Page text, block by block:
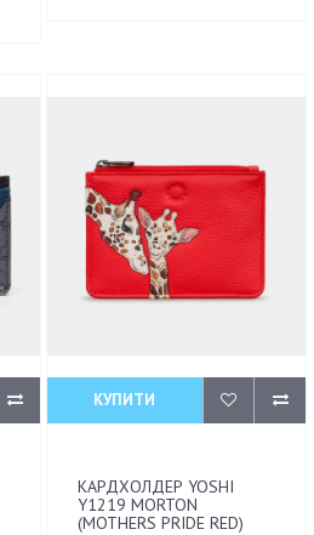
КУПИТИ
КАРДХОЛДЕР YOSHI
Y1219 MORTON
(MOTHERS PRIDE RED)